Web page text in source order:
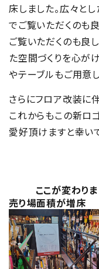
床しました。広々と
でご覧いただくのも
ご覧いただくのも良
た空間づくりを心が
やテーブルもご用意し
さらにフロア改装に
これからもこの新ロ
愛好頂けますと幸い
ここが変わり
売り場面積が増床